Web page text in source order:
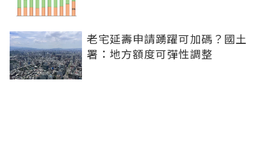
老宅延壽申請踴躍可加碼？國土
署：地方額度可彈性調整